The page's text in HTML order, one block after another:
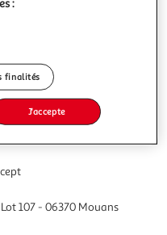
107 - 06370 Mouans
:
finalités
J'accepte